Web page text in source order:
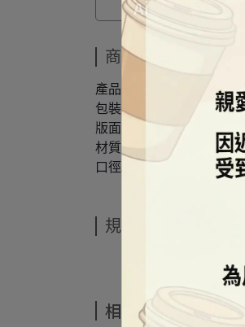
商品介紹
產品規格：700cc
包裝規格：50pcs*20pks/箱
版面：空白
材質：PLA
口徑/尺寸：98口徑
規格說明
相關商品